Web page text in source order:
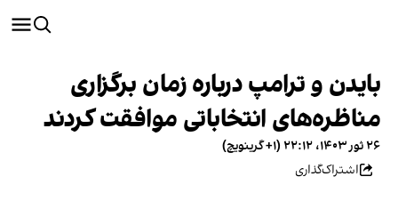
بایدن و ترامپ درباره زمان برگزاری
مناظره‌‌های انتخاباتی موافقت کردند
۲۶ ثور ۱۴۰۳، ۲۲:۱۲ (‎+۱ گرینویچ)
اشتراک‌گذاری